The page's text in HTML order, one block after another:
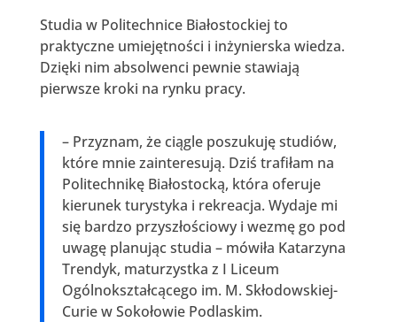
Studia w Politechnice Białostockiej to
praktyczne umiejętności i inżynierska wiedza.
Dzięki nim absolwenci pewnie stawiają
pierwsze kroki na rynku pracy.
– Przyznam, że ciągle poszukuję studiów,
które mnie zainteresują. Dziś trafiłam na
Politechnikę Białostocką, która oferuje
kierunek turystyka i rekreacja. Wydaje mi
się bardzo przyszłościowy i wezmę go pod
uwagę planując studia – mówiła Katarzyna
Trendyk, maturzystka z I Liceum
Ogólnokształcącego im. M. Skłodowskiej-
Curie w Sokołowie Podlaskim.